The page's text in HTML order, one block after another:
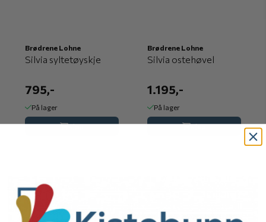
Brødrene Lohne
Silvia syltetøyskje
795,-
På lager
Kjøp
Brødrene Lohne
Silvia ostehøvel
1.195,-
På lager
Kjøp